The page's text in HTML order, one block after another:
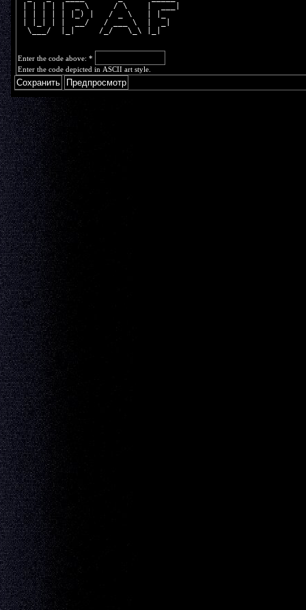
| | | | |  _ \     / \    |  ___|
| | | | | |_) |   / _ \   | |_
| |_| | |  __/   / ___ \  |  _|
  \___/  |_|     /_/   \_\ |_|
Enter the code above: *
Enter the code depicted in ASCII art style.